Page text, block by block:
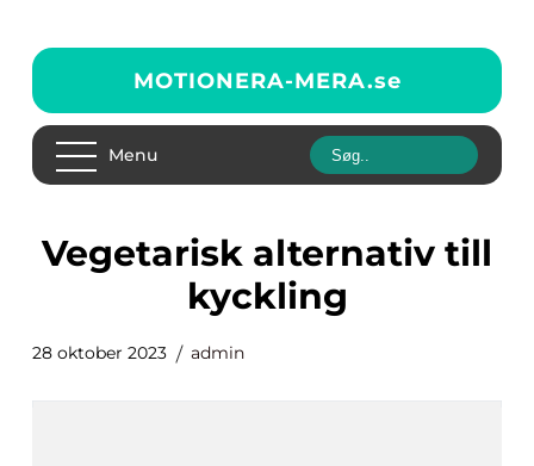
MOTIONERA-MERA.se
Menu
vegetarisk alternativ till
kyckling
28 oktober 2023 admin